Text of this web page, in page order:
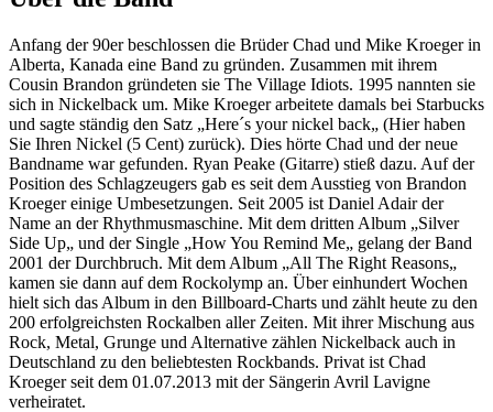
Anfang der 90er beschlossen die Brüder Chad und Mike Kroeger in
Alberta, Kanada eine Band zu gründen. Zusammen mit ihrem
Cousin Brandon gründeten sie The Village Idiots. 1995 nannten sie
sich in Nickelback um. Mike Kroeger arbeitete damals bei Starbucks
und sagte ständig den Satz „Here´s your nickel back„ (Hier haben
Sie Ihren Nickel (5 Cent) zurück). Dies hörte Chad und der neue
Bandname war gefunden. Ryan Peake (Gitarre) stieß dazu. Auf der
Position des Schlagzeugers gab es seit dem Ausstieg von Brandon
Kroeger einige Umbesetzungen. Seit 2005 ist Daniel Adair der
Name an der Rhythmusmaschine. Mit dem dritten Album „Silver
Side Up„ und der Single „How You Remind Me„ gelang der Band
2001 der Durchbruch. Mit dem Album „All The Right Reasons„
kamen sie dann auf dem Rockolymp an. Über einhundert Wochen
hielt sich das Album in den Billboard-Charts und zählt heute zu den
200 erfolgreichsten Rockalben aller Zeiten. Mit ihrer Mischung aus
Rock, Metal, Grunge und Alternative zählen Nickelback auch in
Deutschland zu den beliebtesten Rockbands. Privat ist Chad
Kroeger seit dem 01.07.2013 mit der Sängerin Avril Lavigne
verheiratet.